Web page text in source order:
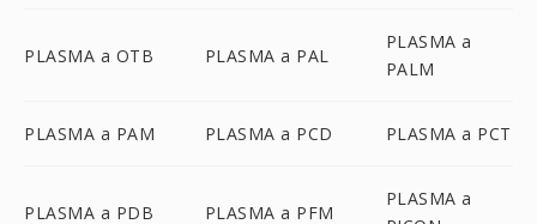
PLASMA a OTB PLASMA a PAL
PLASMA a
PALM
PLASMA a PAM PLASMA a PCD PLASMA a PCT
PLASMA a PDB PLASMA a PFM
PLASMA a